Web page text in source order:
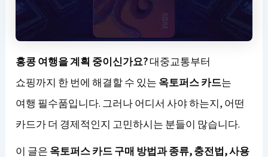
홍콩 여행을 계획 중이신가요?대중교통부터
쇼핑까지 한 번에 해결할 수 있는 옥토퍼스 카드는
여행 필수품입니다. 그러나 어디서 사야 하는지, 어떤
카드가 더 경제적인지 고민하시는 분들이 많습니다.
이 글은 옥토퍼스 카드 구매 방법과 종류, 충전법, 사용